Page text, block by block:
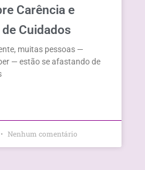
Carência e
Cuidados
muitas pessoas —
— estão se afastando de
Nenhum comentário